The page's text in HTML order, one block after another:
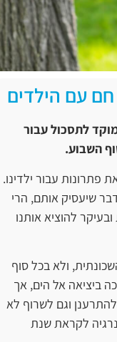
עם הילדים
לתסכול עבור
השבוע.
עבור ילדינו.
שיעסיק אותם, הרי
להוציא אותנו
ולא בכל סוף
ביציאה אל הים, אך
וגם לשרוף לא
לקראת שנת